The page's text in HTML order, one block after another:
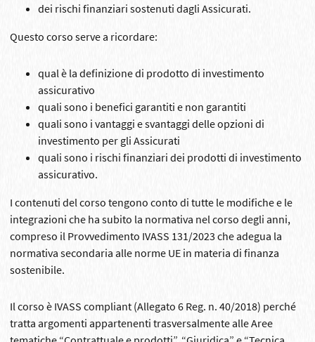
dei rischi finanziari sostenuti dagli Assicurati.
Questo corso serve a ricordare:
qual è la definizione di prodotto di investimento
assicurativo
quali sono i benefici garantiti e non garantiti
quali sono i vantaggi e svantaggi delle opzioni di
investimento per gli Assicurati
quali sono i rischi finanziari dei prodotti di investimento
assicurativo.
I contenuti del corso tengono conto di tutte le modifiche e le
integrazioni che ha subito la normativa nel corso degli anni,
compreso il Provvedimento IVASS 131/2023 che adegua la
normativa secondaria alle norme UE in materia di finanza
sostenibile.
Il corso è IVASS compliant (Allegato 6 Reg. n. 40/2018) perché
tratta argomenti appartenenti trasversalmente alle Aree